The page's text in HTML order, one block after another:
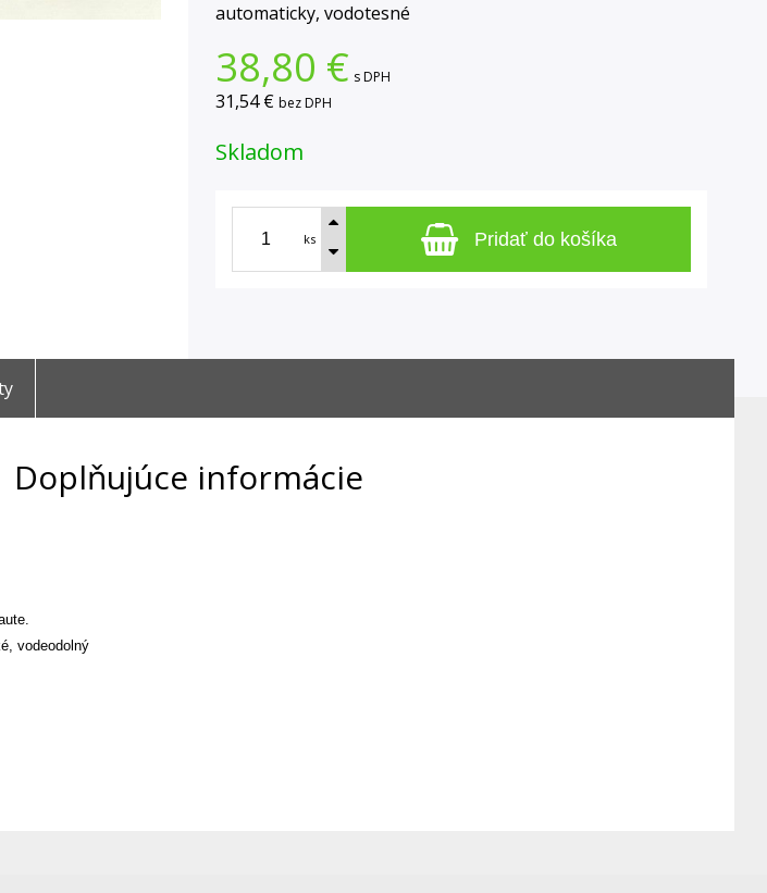
automaticky, vodotesné
38,80 € s DPH
31,54 € bez DPH
Skladom
ks Pridať do košíka
Doplňujúce informácie
vodeodolný